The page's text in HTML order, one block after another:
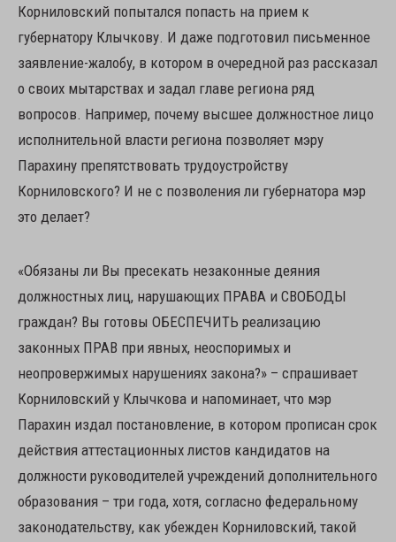
Корниловский попытался попасть на прием к
губернатору Клычкову. И даже подготовил письменное
заявление-жалобу, в котором в очередной раз рассказал
о своих мытарствах и задал главе региона ряд
вопросов. Например, почему высшее должностное лицо
исполнительной власти региона позволяет мэру
Парахину препятствовать трудоустройству
Корниловского? И не с позволения ли губернатора мэр
это делает?
«Обязаны ли Вы пресекать незаконные деяния
должностных лиц, нарушающих ПРАВА и СВОБОДЫ
граждан? Вы готовы ОБЕСПЕЧИТЬ реализацию
законных ПРАВ при явных, неоспоримых и
неопровержимых нарушениях закона?» – спрашивает
Корниловский у Клычкова и напоминает, что мэр
Парахин издал постановление, в котором прописан срок
действия аттестационных листов кандидатов на
должности руководителей учреждений дополнительного
образования – три года, хотя, согласно федеральному
законодательству, как убежден Корниловский, такой